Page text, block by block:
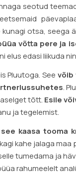
seotud
otsa, seega
võtta pere ja
elus edasi liikuda
Pluutoga. See võib
.
tõtt. Esile
ja tegelemist.
kaasa tooma
kahe jalaga
tumedama ja
rahumeelelt